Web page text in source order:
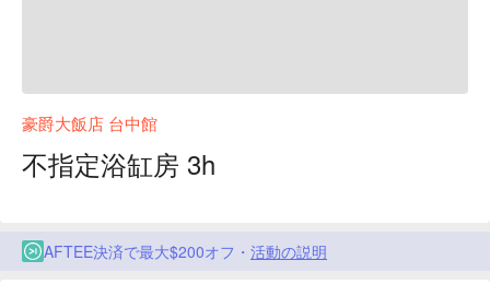
豪爵大飯店 台中館
不指定浴缸房 3h
AFTEE決済で最大$200オフ・ 活動の説明